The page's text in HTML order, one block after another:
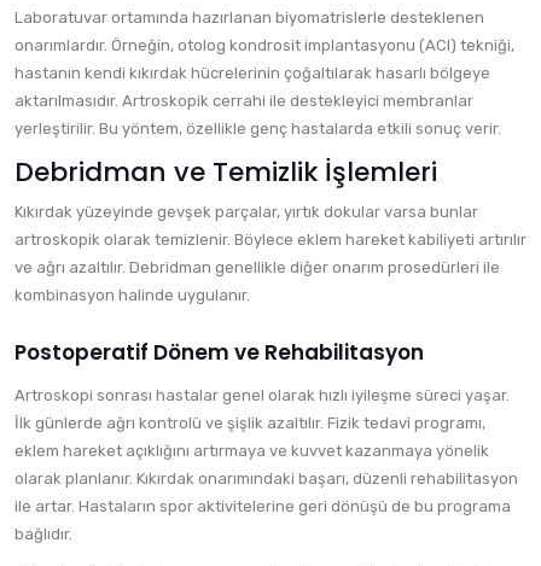
Laboratuvar ortamında hazırlanan biyomatrislerle desteklenen
onarımlardır. Örneğin, otolog kondrosit implantasyonu (ACI) tekniği,
hastanın kendi kıkırdak hücrelerinin çoğaltılarak hasarlı bölgeye
aktarılmasıdır. Artroskopik cerrahi ile destekleyici membranlar
yerleştirilir. Bu yöntem, özellikle genç hastalarda etkili sonuç verir.
Debridman ve Temizlik İşlemleri
Kıkırdak yüzeyinde gevşek parçalar, yırtık dokular varsa bunlar
artroskopik olarak temizlenir. Böylece eklem hareket kabiliyeti artırılır
ve ağrı azaltılır. Debridman genellikle diğer onarım prosedürleri ile
kombinasyon halinde uygulanır.
Postoperatif Dönem ve Rehabilitasyon
Artroskopi sonrası hastalar genel olarak hızlı iyileşme süreci yaşar.
İlk günlerde ağrı kontrolü ve şişlik azaltılır. Fizik tedavi programı,
eklem hareket açıklığını artırmaya ve kuvvet kazanmaya yönelik
olarak planlanır. Kıkırdak onarımındaki başarı, düzenli rehabilitasyon
ile artar. Hastaların spor aktivitelerine geri dönüşü de bu programa
bağlıdır.